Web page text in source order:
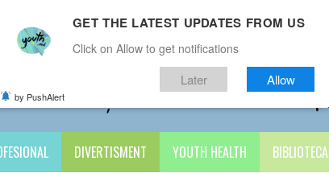
ȘI CONDIȚII CONTACTE
DIVERTISMENT YOUTH HEALTH BIBLIOTECA
GET THE LATEST UPDATES FROM US
Click on Allow to get notifications
Later Allow
by PushAlert